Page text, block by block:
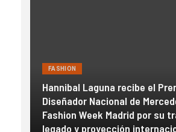
FASHION
Hannibal Laguna recibe el
Diseñador Nacional de
Fashion Week Madrid por su
legado y proyección